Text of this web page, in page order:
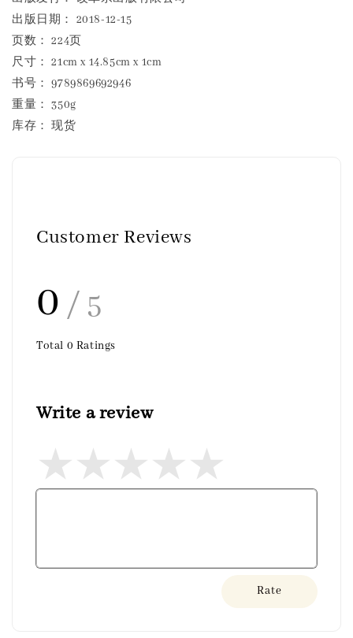
出版日期： 2018-12-15
页数： 224页
尺寸： 21cm x 14.85cm x 1cm
书号： 9789869692946
重量： 350g
库存： 现货
Customer Reviews
0 / 5
Total 0 Ratings
Write a review
Rate